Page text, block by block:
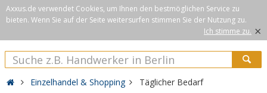
Axxus.de verwendet Cookies, um Ihnen den bestmöglichen Service zu
bieten. Wenn Sie auf der Seite weitersurfen stimmen Sie der Nutzung zu.
Ich stimme zu. ×
Einzelhandel & Shopping Täglicher Bedarf